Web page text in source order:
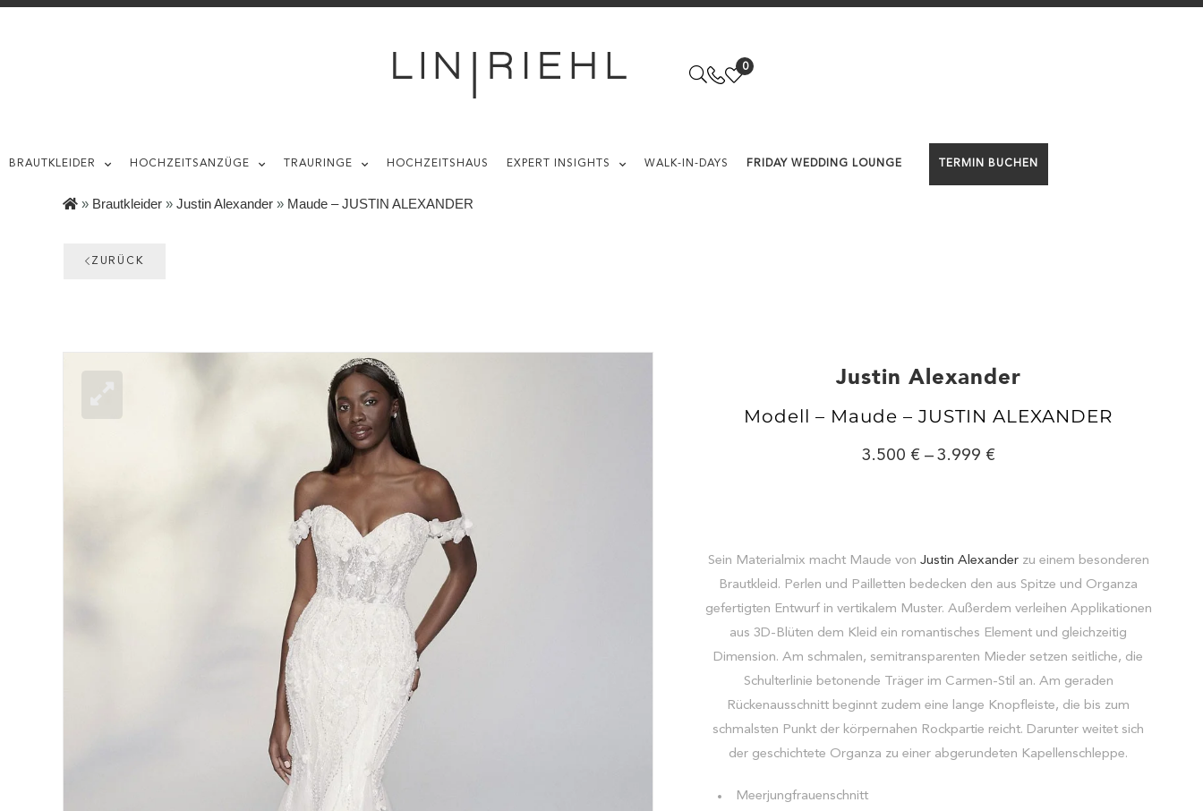
0
BRAUTKLEIDER HOCHZEITSANZÜGE TRAURINGE HOCHZEITSHAUS EXPERT INSIGHTS WALK-IN-DAYS FRIDAY WEDDING LOUNGE TERMIN BUCHEN
» Brautkleider » Justin Alexander » Maude – JUSTIN ALEXANDER
ZURÜCK
Justin Alexander
Modell – Maude – JUSTIN ALEXANDER
3.500 – 3.999
Sein Materialmix macht Maude von Justin Alexanderzu einem besonderen
Brautkleid. Perlen und Pailletten bedecken den aus Spitze und Organza
gefertigten Entwurf in vertikalem Muster. Außerdem verleihen Applikationen
aus 3D-Blüten dem Kleid ein romantisches Element und gleichzeitig
Dimension. Am schmalen, semitransparenten Mieder setzen seitliche, die
Schulterlinie betonende Träger im Carmen-Stil an. Am geraden
Rückenausschnitt beginnt zudem eine lange Knopfleiste, die bis zum
schmalsten Punkt der körpernahen Rockpartie reicht. Darunter weitet sich
der geschichtete Organza zu einer abgerundeten Kapellenschleppe.
Meerjungfrauenschnitt